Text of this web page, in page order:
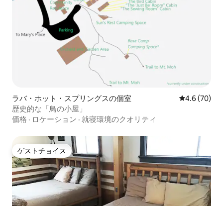
ラバ・ホット・スプリングスの個室 レビュー70
4.6 (70)
歴史的な「鳥の小屋」
価格 · ロケーション · 就寝環境のクオリティ
ゲストチョイス
ゲストチョイス